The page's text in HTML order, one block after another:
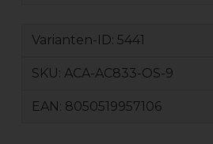
Varianten-ID: 5441
SKU: ACA-AC833-OS-9
EAN: 8050519957106